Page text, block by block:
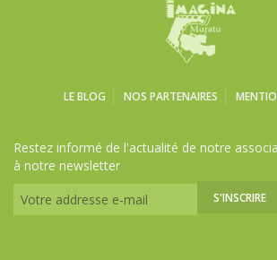
LE BLOG NOS PARTENAIRES
Restez informé de l'actualité de notre
à notre newsletter